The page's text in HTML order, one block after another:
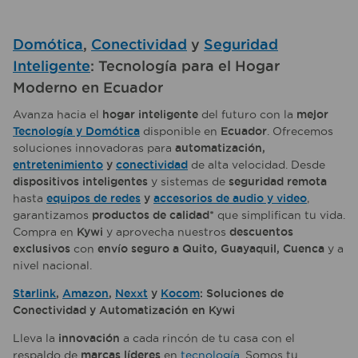
Domótica, Conectividad y Seguridad
Inteligente: Tecnología para el Hogar
Moderno en Ecuador
Avanza hacia el hogar inteligente del futuro con la mejor
Tecnología y Domótica disponible en Ecuador . Ofrecemos
soluciones innovadoras para automatización,
entretenimiento y conectividad de alta velocidad. Desde
dispositivos inteligentes y sistemas de seguridad remota
hasta equipos de redes y accesorios de audio y video,
garantizamos productos de calidad* que simplifican tu vida.
Compra en Kywi y aprovecha nuestros descuentos
exclusivos con envío seguro a Quito, Guayaquil, Cuenca y a
nivel nacional.
Starlink, Amazon, Nexxt y Kocom: Soluciones de
Conectividad y Automatización en Kywi
Lleva la innovación a cada rincón de tu casa con el
respaldo de marcas líderes en tecnología . Somos tu